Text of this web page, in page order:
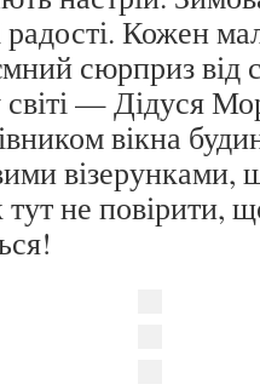
радості. Кожен
сюрприз від
світі — Дідуся
вікна
візерунками,
не повірити,